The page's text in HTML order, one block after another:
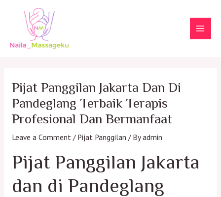
Pijat Panggilan Jakarta Dan Di
Pandeglang Terbaik Terapis
Profesional Dan Bermanfaat
Leave a Comment / Pijat Panggilan / Byadmin
Pijat Panggilan Jakarta
dan di Pandeglang